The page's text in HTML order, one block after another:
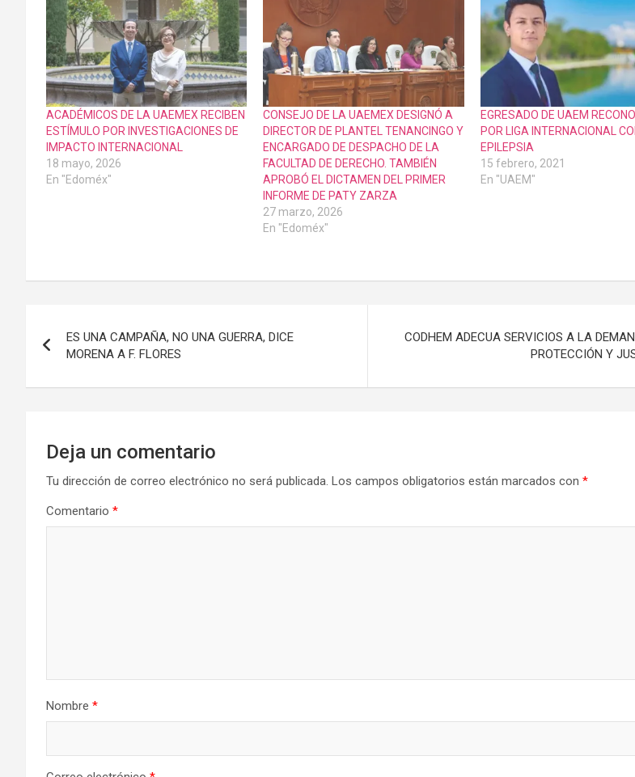
ACADÉMICOS DE LA UAEMEX RECIBEN
ESTÍMULO POR INVESTIGACIONES DE
IMPACTO INTERNACIONAL
18 mayo, 2026
En "Edoméx"
CONSEJO DE LA UAEMEX DESIGNÓ A
DIRECTOR DE PLANTEL TENANCINGO Y
ENCARGADO DE DESPACHO DE LA
FACULTAD DE DERECHO. TAMBIÉN
APROBÓ EL DICTAMEN DEL PRIMER
INFORME DE PATY ZARZA
27 marzo, 2026
En "Edoméx"
EGRESADO DE UAEM
POR LIGA INTERNACIONAL
EPILEPSIA
15 febrero, 2021
En "UAEM"
de
entradas
ES UNA CAMPAÑA, NO UNA GUERRA, DICE
MORENA A F. FLORES
CODHEM ADECUA SERVICIOS A LA
PROTECCIÓN Y
Deja un comentario
Tu dirección de correo electrónico no será publicada. Los campos obligatorios están marcados con *
Comentario *
Nombre *